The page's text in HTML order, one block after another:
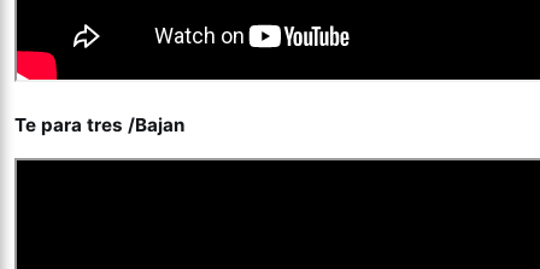
Te para tres /Bajan